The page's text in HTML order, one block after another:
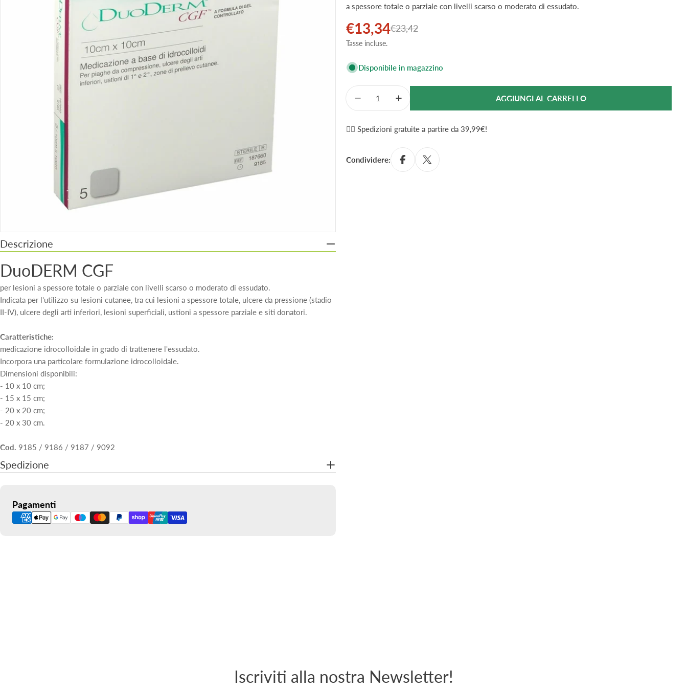
Apri supporto 0 in modalità modale
Descrizione
DuoDERM CGF
per lesioni a spessore totale o parziale con livelli scarso o moderato di essudato.
Indicata per l'utilizzo su lesioni cutanee, tra cui lesioni a spessore totale, ulcere da pressione (stadio
II-IV), ulcere degli arti inferiori, lesioni superficiali, ustioni a spessore parziale e siti donatori.
Caratteristiche:
medicazione idrocolloidale in grado di trattenere l'essudato.
Incorpora una particolare formulazione idrocolloidale.
Dimensioni disponibili:
- 10 x 10 cm;
- 15 x 15 cm;
- 20 x 20 cm;
- 20 x 30 cm.
Cod. 9185 / 9186 / 9187 / 9092
Spedizione
Pagamenti
Metodi
di
a spessore totale o parziale con livelli scarso o moderato di essudato.
Prezzo
di
vendita
€13,34
Prezzo
normale
€23,42
Tasse incluse.
Disponibile in magazzino
Quantità
Diminuisci La Quantità Per DuoDERM® CGF Medicazione Idrocolloidale
Aumenta La Quantità Per DuoDERM® CGF Medicazione
AGGIUNGI AL CARRELLO
✌🏼 Spedizioni gratuite a partire da 39,99€!
Condividere:
Iscriviti alla nostra Newsletter!